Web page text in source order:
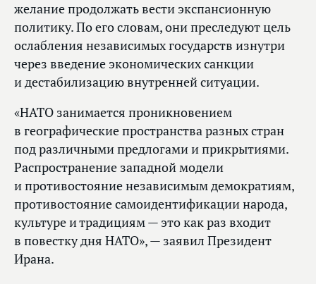
желание продолжать вести экспансионную
политику. По его словам, они преследуют цель
ослабления независимых государств изнутри
через введение экономических санкции
и дестабилизацию внутренней ситуации.
«НАТО занимается проникновением
в географические пространства разных стран
под различными предлогами и прикрытиями.
Распространение западной модели
и противостояние независимым демократиям,
противостояние самоидентификации народа,
культуре и традициям — это как раз входит
в повестку дня НАТО», — заявил Президент
Ирана.